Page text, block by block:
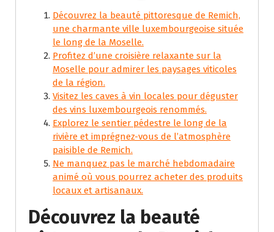
Découvrez la beauté pittoresque de Remich,
une charmante ville luxembourgeoise située
le long de la Moselle.
Profitez d’une croisière relaxante sur la
Moselle pour admirer les paysages viticoles
de la région.
Visitez les caves à vin locales pour déguster
des vins luxembourgeois renommés.
Explorez le sentier pédestre le long de la
rivière et imprégnez-vous de l’atmosphère
paisible de Remich.
Ne manquez pas le marché hebdomadaire
animé où vous pourrez acheter des produits
locaux et artisanaux.
Découvrez la beauté